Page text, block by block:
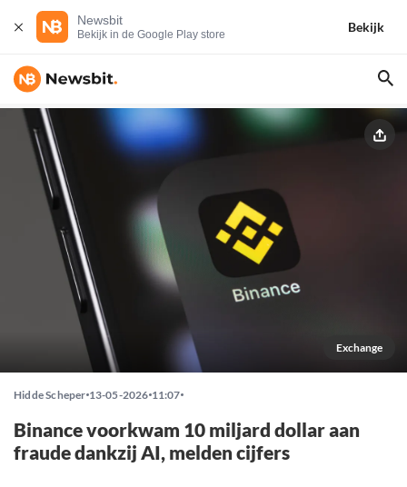
Newsbit
Bekijk in de Google Play store
Bekijk
Exchange
Hidde Scheper 13-05-2026 11:07
Binance voorkwam 10 miljard dollar aan
fraude dankzij AI, melden cijfers